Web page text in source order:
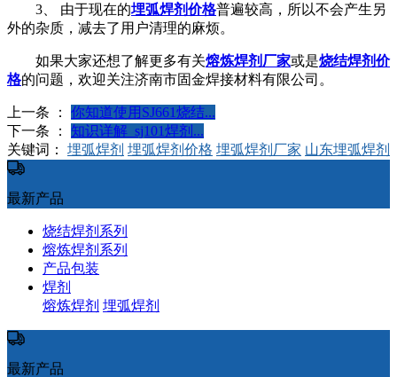
3、 由于现在的埋弧焊剂价格普遍较高，所以不会产生另
外的杂质，减去了用户清理的麻烦。
如果大家还想了解更多有关熔炼焊剂厂家或是烧结焊剂价
格的问题，欢迎关注济南市固金焊接材料有限公司。
上一条 ：
你知道使用SJ661烧结...
下一条 ：
知识详解_sj101焊剂...
关键词： 埋弧焊剂 埋弧焊剂价格 埋弧焊剂厂家 山东埋弧焊剂
最新产品
烧结焊剂系列
熔炼焊剂系列
产品包装
焊剂
熔炼焊剂 埋弧焊剂
最新产品